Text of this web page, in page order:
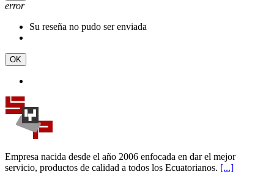
error
Su reseña no pudo ser enviada
OK
Empresa nacida desde el año 2006 enfocada en dar el mejor
servicio, productos de calidad a todos los Ecuatorianos. [...]